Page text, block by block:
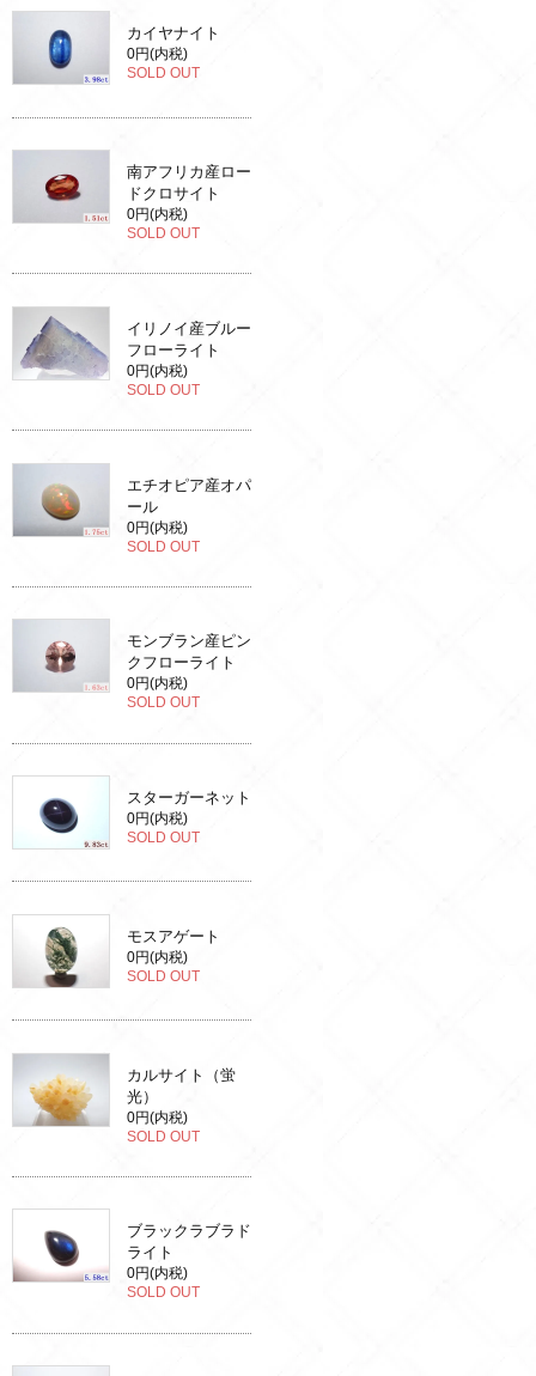
カイヤナイト
0円(内税)
SOLD OUT
南アフリカ産ロー
ドクロサイト
0円(内税)
SOLD OUT
イリノイ産ブルー
フローライト
0円(内税)
SOLD OUT
エチオピア産オパ
ール
0円(内税)
SOLD OUT
モンブラン産ピン
クフローライト
0円(内税)
SOLD OUT
スターガーネット
0円(内税)
SOLD OUT
モスアゲート
0円(内税)
SOLD OUT
カルサイト（蛍
光）
0円(内税)
SOLD OUT
ブラックラブラド
ライト
0円(内税)
SOLD OUT